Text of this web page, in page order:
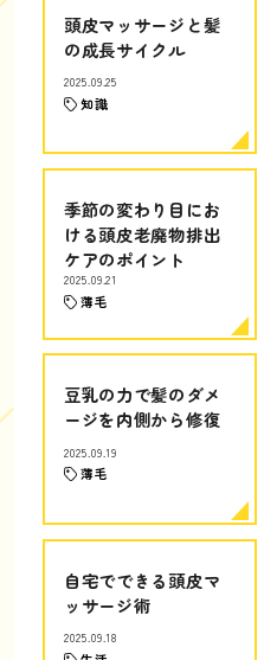
頭皮マッサージと髪
の成長サイクル
2025.09.25
知識
季節の変わり目にお
ける頭皮老廃物排出
ケアのポイント
2025.09.21
薄毛
豆乳の力で髪のダメ
ージを内側から修復
2025.09.19
薄毛
自宅でできる頭皮マ
ッサージ術
2025.09.18